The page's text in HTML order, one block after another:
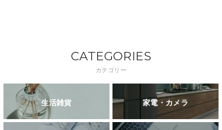
CATEGORIES
カテゴリー
生活雑貨 家電・カメラ